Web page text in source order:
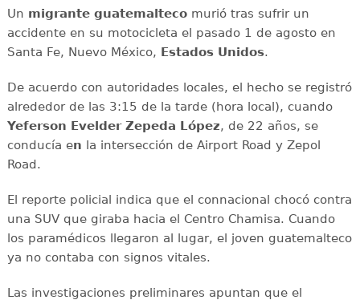
Un migrante guatemaltecomurió tras sufrir un
accidente en su motocicleta el pasado 1 de agosto en
Santa Fe, Nuevo México, Estados Unidos.
De acuerdo con autoridades locales, el hecho se registró
alrededor de las 3:15 de la tarde (hora local), cuando
Yeferson Evelder Zepeda López, de 22 años, se
conducía en la intersección de Airport Road y Zepol
Road.
El reporte policial indica que el connacional chocó contra
una SUV que giraba hacia el Centro Chamisa. Cuando
los paramédicos llegaron al lugar, el joven guatemalteco
ya no contaba con signos vitales.
Las investigaciones preliminares apuntan que el